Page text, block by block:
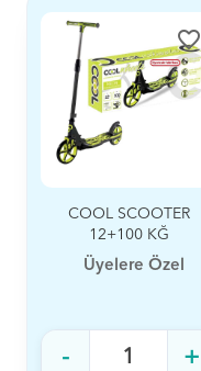
favorite_border
COOL SCOOTER
12+100 KĞ
Üyelere Özel
- +